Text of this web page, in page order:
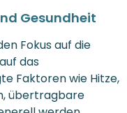
Gesundheit
Fokus auf die
das
Faktoren wie Hitze,
übertragbare